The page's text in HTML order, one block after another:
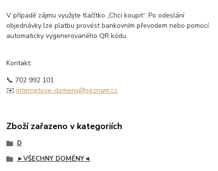
V případě zájmu využijte tlačítko „Chci koupit“. Po odeslání
objednávky lze platbu provést bankovním převodem nebo pomocí
automaticky vygenerovaného QR kódu.
Kontakt:
📞 702 992 101
✉️internetove-domeny@seznam.cz
Zboží zařazeno v kategoriích
D
►VŠECHNY DOMÉNY◄